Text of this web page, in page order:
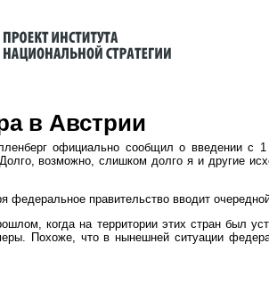
в Австрии
официально сообщил о введении с 1
возможно, слишком долго я и другие
федеральное правительство вводит
когда на территории этих стран был
Похоже, что в нынешней ситуации